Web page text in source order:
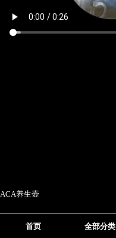
ACA养生壶
首页 全部分类